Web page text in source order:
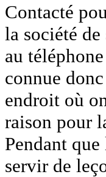
Contacté
la société
au
connue
endroit où
raison pour
Pendant
servir de